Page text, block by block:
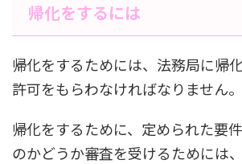
帰化をするには
帰化をするためには、法務局に帰
許可をもらわなければなりません。
帰化をするために、定められた要
のかどうか審査を受けるためには